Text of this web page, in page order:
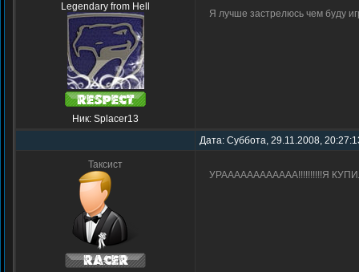
Legendary from Hell
Ник: Splacer13
Я лучше застрелюсь чем буду
Дата: Суббота, 29.11.2008,
Таксист
УРАААААААААААА!!!!!!!!!!Я